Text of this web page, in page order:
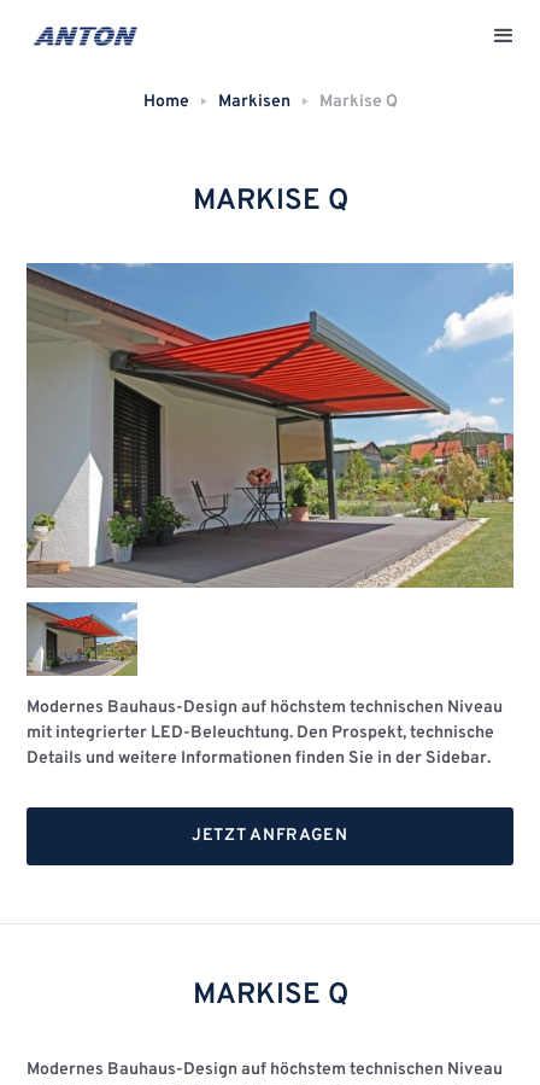
Home Markisen Markise Q
MARKISE Q
Modernes Bauhaus-Design auf höchstem technischen Niveau
mit integrierter LED-Beleuchtung. Den Prospekt, technische
Details und weitere Informationen finden Sie in der Sidebar.
JETZT ANFRAGEN
MARKISE Q
Modernes Bauhaus-Design auf höchstem technischen Niveau